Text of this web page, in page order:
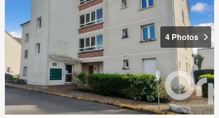
4 Photos